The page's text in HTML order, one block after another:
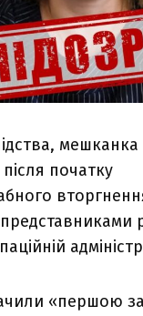
мешканка
початку
«першою